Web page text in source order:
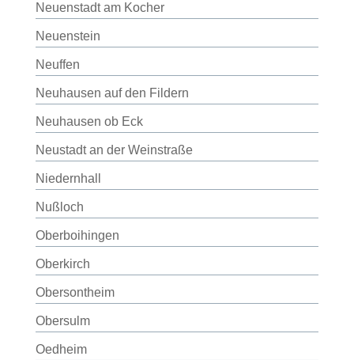
Neuenstadt am Kocher
Neuenstein
Neuffen
Neuhausen auf den Fildern
Neuhausen ob Eck
Neustadt an der Weinstraße
Niedernhall
Nußloch
Oberboihingen
Oberkirch
Obersontheim
Obersulm
Oedheim